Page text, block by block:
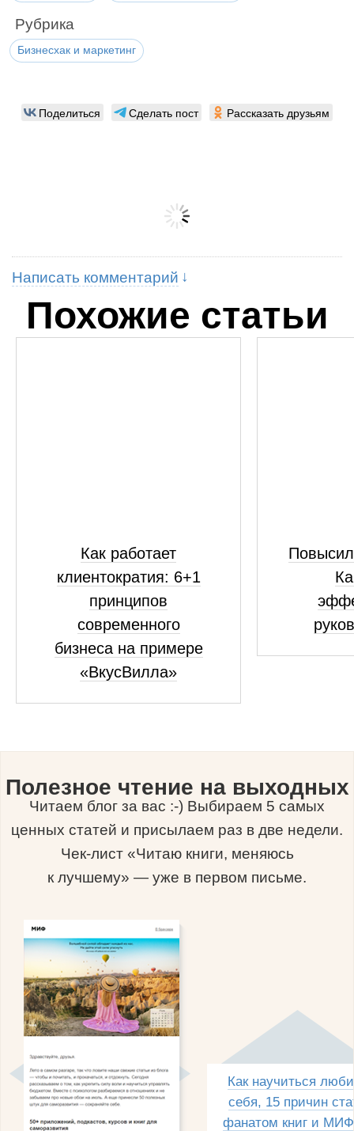
Рубрика
Бизнесхак и маркетинг
Поделиться Сделать пост Рассказать друзьям
Написать комментарий
Похожие статьи
Как работает
клиентократия: 6+1
принципов
современного
бизнеса на примере
«ВкусВилла»
Полезное чтение на выходных
Читаем блог за вас :-) Выбираем 5 самых
ценных статей и присылаем раз в две недели.
Чек-лист «Читаю книги, меняюсь
к лучшему» — уже в первом письме.
Как научиться
себя, 15 причин
фанатом книг и